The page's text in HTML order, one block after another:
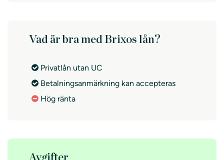
Vad är bra med Brixos lån?
Privatlån utan UC
Betalningsanmärkning kan accepteras
Hög ränta
Avgifter